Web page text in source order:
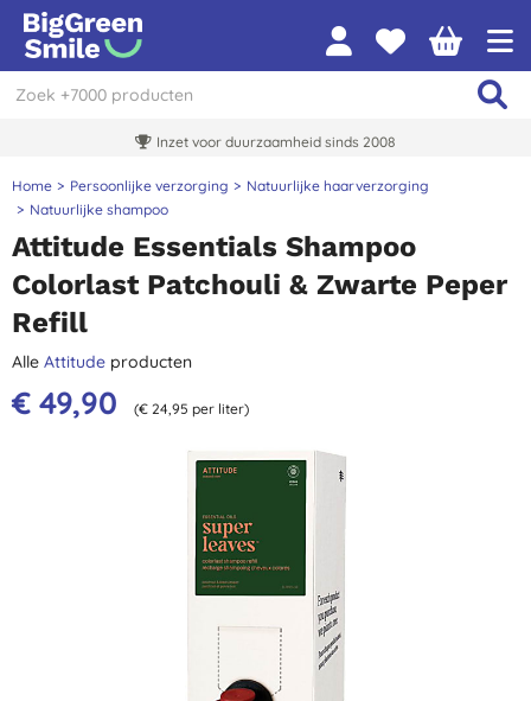
Inzet voor duurzaamheid sinds 2008
Home Persoonlijke verzorging
Natuurlijke haarverzorging
Natuurlijke shampoo
Attitude Essentials Shampoo
Colorlast Patchouli & Zwarte Peper
Refill
Alle Attitude producten
€ 49,90 (€ 24,95 per liter)